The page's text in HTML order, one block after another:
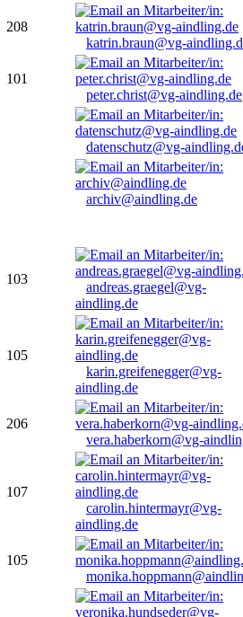
208
katrin.braun@vg-
101
peter.christ@vg-aindling.de
datenschutz@vg-
archiv@aindling.de
103
andreas.graegel@vg-
aindling.de
105
karin.greifenegger@vg-
aindling.de
206
vera.haberkorn@vg-
107
carolin.hintermayr@vg-
aindling.de
105